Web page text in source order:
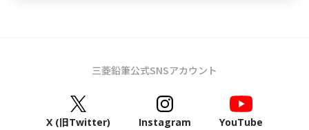
三菱鉛筆公式SNSアカウント
X (旧Twitter) Instagram YouTube